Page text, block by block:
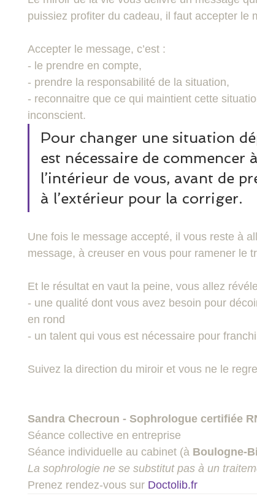
puissiez profiter du cadeau, il faut accepter le
Accepter le message, c’est :
- le prendre en compte,
- prendre la responsabilité de la situation,
- reconnaitre que ce qui maintient cette
inconscient.
Pour changer une situation
est nécessaire de
l’intérieur de vous, avant de
à l’extérieur pour la corriger.
Une fois le message accepté, il vous reste à
message, à creuser en vous pour ramener le
Et le résultat en vaut la peine, vous allez
- une qualité dont vous avez besoin pour
en rond
- un talent qui vous est nécessaire pour
Suivez la direction du miroir et vous ne le
Sandra Checroun - Sophrologue certifiée
Séance collective en entreprise
Séance individuelle au cabinet (à Boulogne-
La sophrologie ne se substitut pas à un
Prenez rendez-vous sur Doctolib.fr